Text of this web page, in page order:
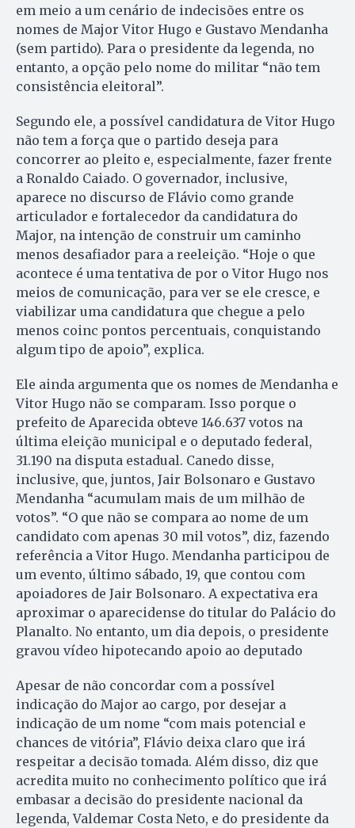
em meio a um cenário de indecisões entre os
nomes de Major Vitor Hugo e Gustavo Mendanha
(sem partido). Para o presidente da legenda, no
entanto, a opção pelo nome do militar “não tem
consistência eleitoral”.
Segundo ele, a possível candidatura de Vitor Hugo
não tem a força que o partido deseja para
concorrer ao pleito e, especialmente, fazer frente
a Ronaldo Caiado. O governador, inclusive,
aparece no discurso de Flávio como grande
articulador e fortalecedor da candidatura do
Major, na intenção de construir um caminho
menos desafiador para a reeleição. “Hoje o que
acontece é uma tentativa de por o Vitor Hugo nos
meios de comunicação, para ver se ele cresce, e
viabilizar uma candidatura que chegue a pelo
menos coinc pontos percentuais, conquistando
algum tipo de apoio”, explica.
Ele ainda argumenta que os nomes de Mendanha e
Vitor Hugo não se comparam. Isso porque o
prefeito de Aparecida obteve 146.637 votos na
última eleição municipal e o deputado federal,
31.190 na disputa estadual. Canedo disse,
inclusive, que, juntos, Jair Bolsonaro e Gustavo
Mendanha “acumulam mais de um milhão de
votos”. “O que não se compara ao nome de um
candidato com apenas 30 mil votos”, diz, fazendo
referência a Vitor Hugo. Mendanha participou de
um evento, último sábado, 19, que contou com
apoiadores de Jair Bolsonaro. A expectativa era
aproximar o aparecidense do titular do Palácio do
Planalto. No entanto, um dia depois, o presidente
gravou vídeo hipotecando apoio ao deputado
Apesar de não concordar com a possível
indicação do Major ao cargo, por desejar a
indicação de um nome “com mais potencial e
chances de vitória”, Flávio deixa claro que irá
respeitar a decisão tomada. Além disso, diz que
acredita muito no conhecimento político que irá
embasar a decisão do presidente nacional da
legenda, Valdemar Costa Neto, e do presidente da